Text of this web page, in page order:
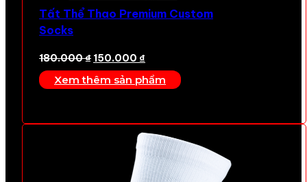
Tất Thể Thao Premium Custom
Socks
180.000₫ Giá
gốc
là:
150.000 ₫Giá
hiện
tại
Xem thêm sản phẩm